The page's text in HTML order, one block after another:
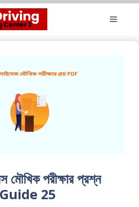
Menu
মৌখিক পরীক্ষার প্রশ্ন
25